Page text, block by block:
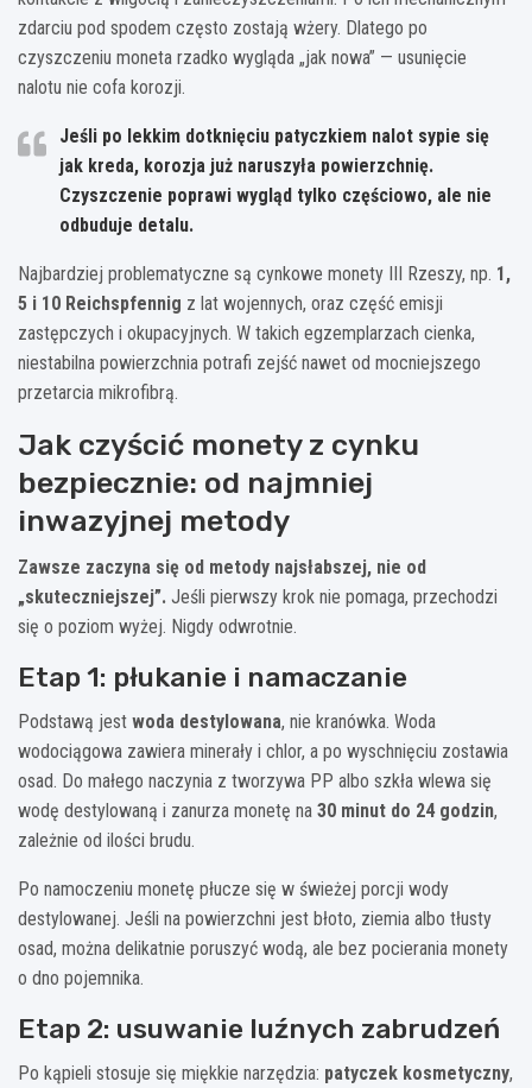
zdarciu pod spodem często zostają wżery. Dlatego po
czyszczeniu moneta rzadko wygląda „jak nowa” — usunięcie
nalotu nie cofa korozji.
Jeśli po lekkim dotknięciu patyczkiem nalot sypie się
jak kreda, korozja już naruszyła powierzchnię.
Czyszczenie poprawi wygląd tylko częściowo, ale nie
odbuduje detalu.
Najbardziej problematyczne są cynkowe monety III Rzeszy, np. 1,
5 i 10 Reichspfennig z lat wojennych, oraz część emisji
zastępczych i okupacyjnych. W takich egzemplarzach cienka,
niestabilna powierzchnia potrafi zejść nawet od mocniejszego
przetarcia mikrofibrą.
Jak czyścić monety z cynku
bezpiecznie: od najmniej
inwazyjnej metody
Zawsze zaczyna się od metody najsłabszej, nie od
„skuteczniejszej”. Jeśli pierwszy krok nie pomaga, przechodzi
się o poziom wyżej. Nigdy odwrotnie.
Etap 1: płukanie i namaczanie
Podstawą jest woda destylowana, nie kranówka. Woda
wodociągowa zawiera minerały i chlor, a po wyschnięciu zostawia
osad. Do małego naczynia z tworzywa PP albo szkła wlewa się
wodę destylowaną i zanurza monetę na 30 minut do 24 godzin,
zależnie od ilości brudu.
Po namoczeniu monetę płucze się w świeżej porcji wody
destylowanej. Jeśli na powierzchni jest błoto, ziemia albo tłusty
osad, można delikatnie poruszyć wodą, ale bez pocierania monety
o dno pojemnika.
Etap 2: usuwanie luźnych zabrudzeń
Po kąpieli stosuje się miękkie narzędzia: patyczek kosmetyczny,